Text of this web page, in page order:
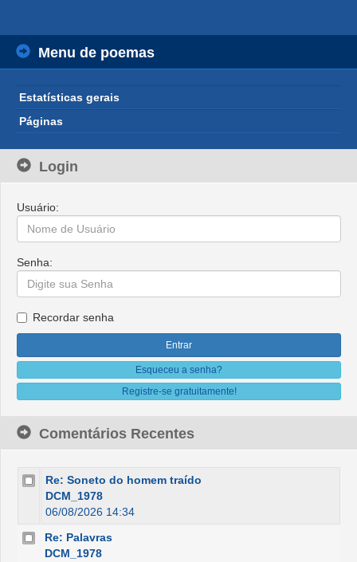
Menu de poemas
Estatísticas gerais
Páginas
Login
Usuário:
Senha:
Recordar senha
Esqueceu a senha?
Registre-se gratuitamente!
Comentários Recentes
Re: Soneto do homem traído
DCM_1978
06/08/2026 14:34
Re: Palavras
DCM_1978